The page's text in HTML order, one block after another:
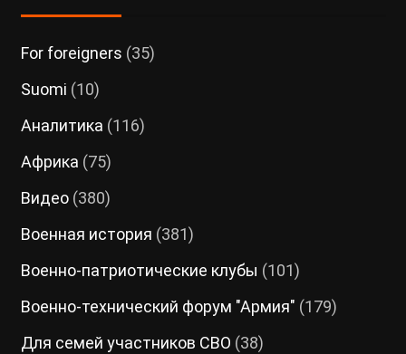
For foreigners (35)
Suomi (10)
Аналитика (116)
Африка (75)
Видео(380)
Военная история (381)
Военно-патриотические клубы (101)
Военно-технический форум "Армия" (179)
Для семей участников СВО (38)